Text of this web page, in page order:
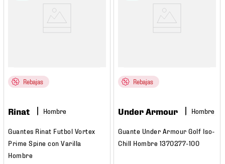
Rebajas
Rinat Hombre
Guantes Rinat Futbol Vortex
Prime Spine con Varilla
Hombre
Rebajas
Under Armour Hombre
Guante Under Armour Golf Iso-
Chill Hombre 1370277-100